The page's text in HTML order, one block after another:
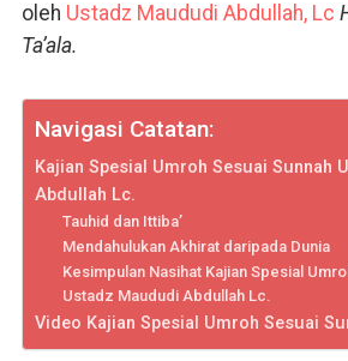
oleh Ustadz Maududi Abdullah, Lc
Ta’ala.
Navigasi Catatan:
Kajian Spesial Umroh Sesuai Sunnah
Abdullah Lc.
Tauhid dan Ittiba’
Mendahulukan Akhirat daripada Dunia
Kesimpulan Nasihat Kajian Spesial
Ustadz Maududi Abdullah Lc.
Video Kajian Spesial Umroh Sesuai